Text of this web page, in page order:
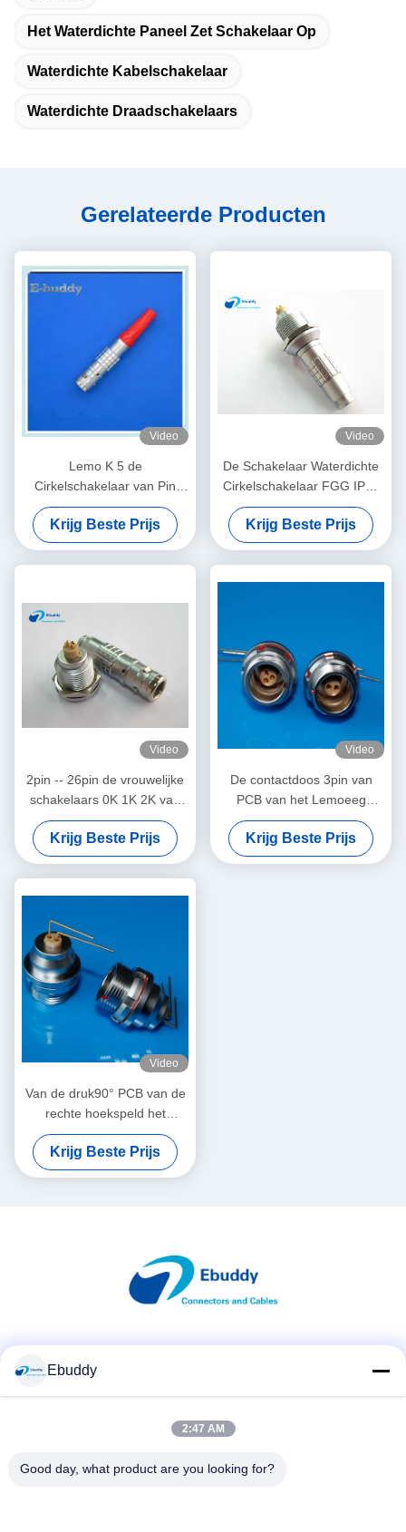
Het Waterdichte Paneel Zet Schakelaar Op
Waterdichte Kabelschakelaar
Waterdichte Draadschakelaars
Gerelateerde Producten
Video
Lemo K 5 de
Cirkelschakelaar van Pin
Wire Connector Plug
Waterproof IP68
Krijg Beste Prijs
Video
De Schakelaar Waterdichte
Cirkelschakelaar FGG IP68
0K 303 van de Lemokabel
Krijg Beste Prijs
Video
2pin -- 26pin de vrouwelijke
schakelaars 0K 1K 2K van
het contactdoosfgg EI
maken cirkelschakelaar
waterdicht
Krijg Beste Prijs
Video
De contactdoos 3pin van
PCB van het Lemoeeg
maakt cirkelschakelaar
geassembleerde
binnenvergaarbak waterdicht
Krijg Beste Prijs
Video
Van de druk90° PCB van de
rechte hoekspeld het
Vrouwelijke van de de
schakelaar waterdichte
schakelaar EEG 0K 302 van
Krijg Beste Prijs
Snel contact
Telefoon
Ebuddy
2:47 AM
Good day, what product are you looking for?